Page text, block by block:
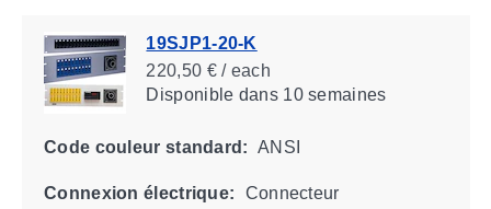
19SJP1-20-K
220,50 € / each
Disponibledans 10 semaines
Code couleur standard: ANSI
Connexion électrique:
Connecteur